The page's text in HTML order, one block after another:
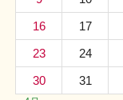
16
17
23
24
30
31